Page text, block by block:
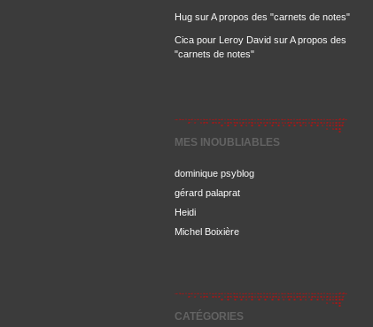
Hug surA propos des "carnets de notes"
Cica pour Leroy David surA propos des
"carnets de notes"
MES INOUBLIABLES
dominique psyblog
gérard palaprat
Heidi
Michel Boixière
CATÉGORIES